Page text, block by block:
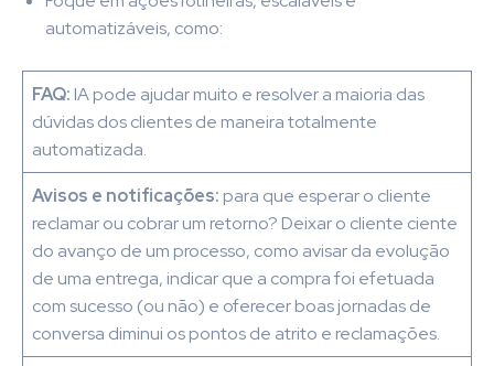
automatizáveis, como:
FAQ: IA pode ajudar muito e resolver a maioria das
dúvidas dos clientes de maneira totalmente
automatizada.
Avisos e notificações: para que esperar o cliente
reclamar ou cobrar um retorno? Deixar o cliente ciente
do avanço de um processo, como avisar da evolução
de uma entrega, indicar que a compra foi efetuada
com sucesso (ou não) e oferecer boas jornadas de
conversa diminui os pontos de atrito e reclamações.